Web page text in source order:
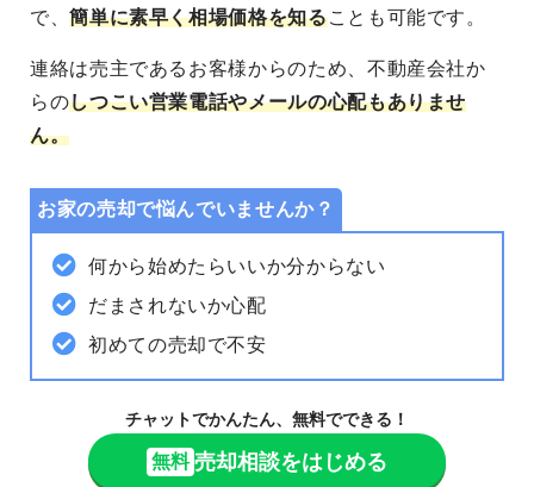
で、簡単に素早く相場価格を知ることも可能です。
連絡は売主であるお客様からのため、不動産会社か
らのしつこい営業電話やメールの心配もありませ
ん。
お家の売却で悩んでいませんか？
何から始めたらいいか分からない
だまされないか心配
初めての売却で不安
チャットでかんたん、無料でできる！
無料 売却相談をはじめる